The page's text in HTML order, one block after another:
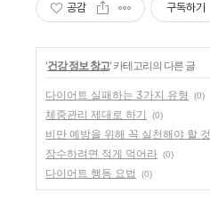
공감 구독하기
'건강 정보 창고' 카테고리의 다른 글
다이어트 실패하는 3가지 유형 (0)
체중관리 제대로 하기 (0)
비만 예방을 위해 꼭 실천해야 할 것
장수하려면 적게 먹어라 (0)
다이어트 행동 요법 (0)